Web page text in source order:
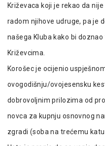
Križevaca koji je rekao da
radom njihove udruge, pa je
našega Kluba kako bi
Križevcima.
Korošec je ocijenio
ovogodišnju/ovojesensku
dobrovoljnim prilozima od
novca za kupnju osnovnog
zgradi (soba na trećemu